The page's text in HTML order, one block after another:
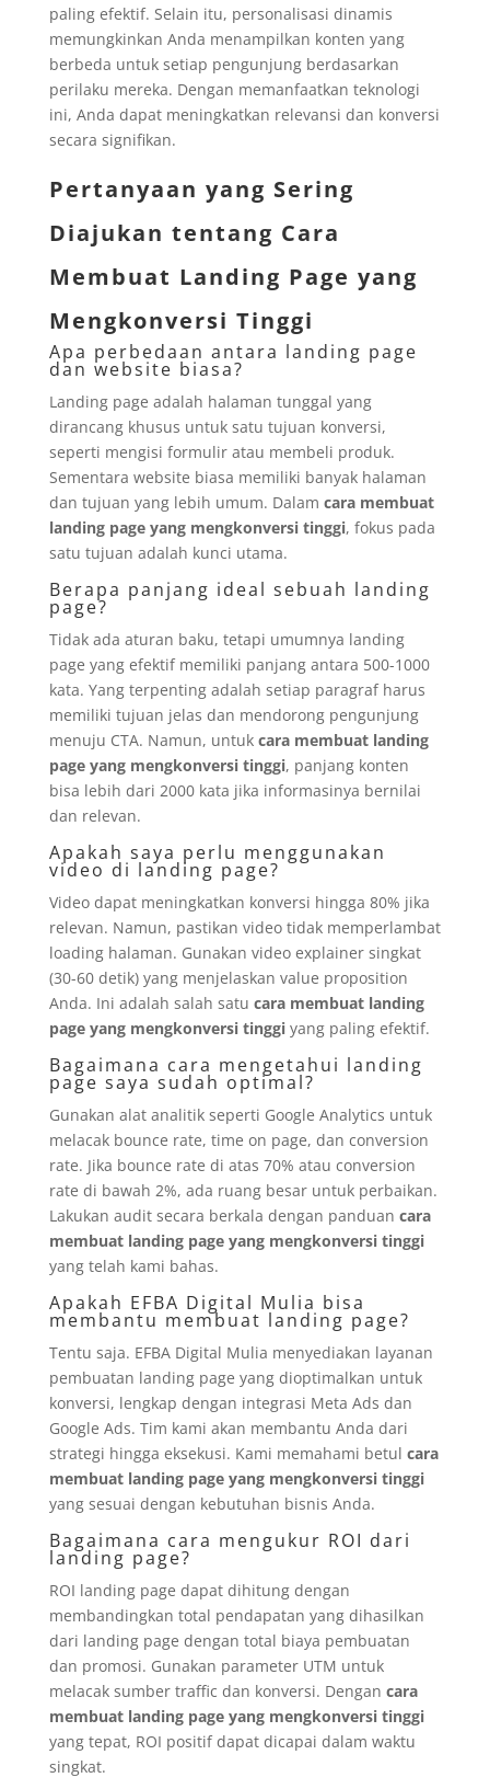
paling efektif. Selain itu, personalisasi dinamis
memungkinkan Anda menampilkan konten yang
berbeda untuk setiap pengunjung berdasarkan
perilaku mereka. Dengan memanfaatkan teknologi
ini, Anda dapat meningkatkan relevansi dan konversi
secara signifikan.
Pertanyaan yang Sering
Diajukan tentang Cara
Membuat Landing Page yang
Mengkonversi Tinggi
Apa perbedaan antara landing page
dan website biasa?
Landing page adalah halaman tunggal yang
dirancang khusus untuk satu tujuan konversi,
seperti mengisi formulir atau membeli produk.
Sementara website biasa memiliki banyak halaman
dan tujuan yang lebih umum. Dalam cara membuat
landing page yang mengkonversi tinggi, fokus pada
satu tujuan adalah kunci utama.
Berapa panjang ideal sebuah landing
page?
Tidak ada aturan baku, tetapi umumnya landing
page yang efektif memiliki panjang antara 500-1000
kata. Yang terpenting adalah setiap paragraf harus
memiliki tujuan jelas dan mendorong pengunjung
menuju CTA. Namun, untuk cara membuat landing
page yang mengkonversi tinggi, panjang konten
bisa lebih dari 2000 kata jika informasinya bernilai
dan relevan.
Apakah saya perlu menggunakan
video di landing page?
Video dapat meningkatkan konversi hingga 80% jika
relevan. Namun, pastikan video tidak memperlambat
loading halaman. Gunakan video explainer singkat
(30-60 detik) yang menjelaskan value proposition
Anda. Ini adalah salah satu cara membuat landing
page yang mengkonversi tinggiyang paling efektif.
Bagaimana cara mengetahui landing
page saya sudah optimal?
Gunakan alat analitik seperti Google Analytics untuk
melacak bounce rate, time on page, dan conversion
rate. Jika bounce rate di atas 70% atau conversion
rate di bawah 2%, ada ruang besar untuk perbaikan.
Lakukan audit secara berkala dengan panduan cara
membuat landing page yang mengkonversi tinggi
yang telah kami bahas.
Apakah EFBA Digital Mulia bisa
membantu membuat landing page?
Tentu saja. EFBA Digital Mulia menyediakan layanan
pembuatan landing page yang dioptimalkan untuk
konversi, lengkap dengan integrasi Meta Ads dan
Google Ads. Tim kami akan membantu Anda dari
strategi hingga eksekusi. Kami memahami betul cara
membuat landing page yang mengkonversi tinggi
yang sesuai dengan kebutuhan bisnis Anda.
Bagaimana cara mengukur ROI dari
landing page?
ROI landing page dapat dihitung dengan
membandingkan total pendapatan yang dihasilkan
dari landing page dengan total biaya pembuatan
dan promosi. Gunakan parameter UTM untuk
melacak sumber traffic dan konversi. Dengan cara
membuat landing page yang mengkonversi tinggi
yang tepat, ROI positif dapat dicapai dalam waktu
singkat.